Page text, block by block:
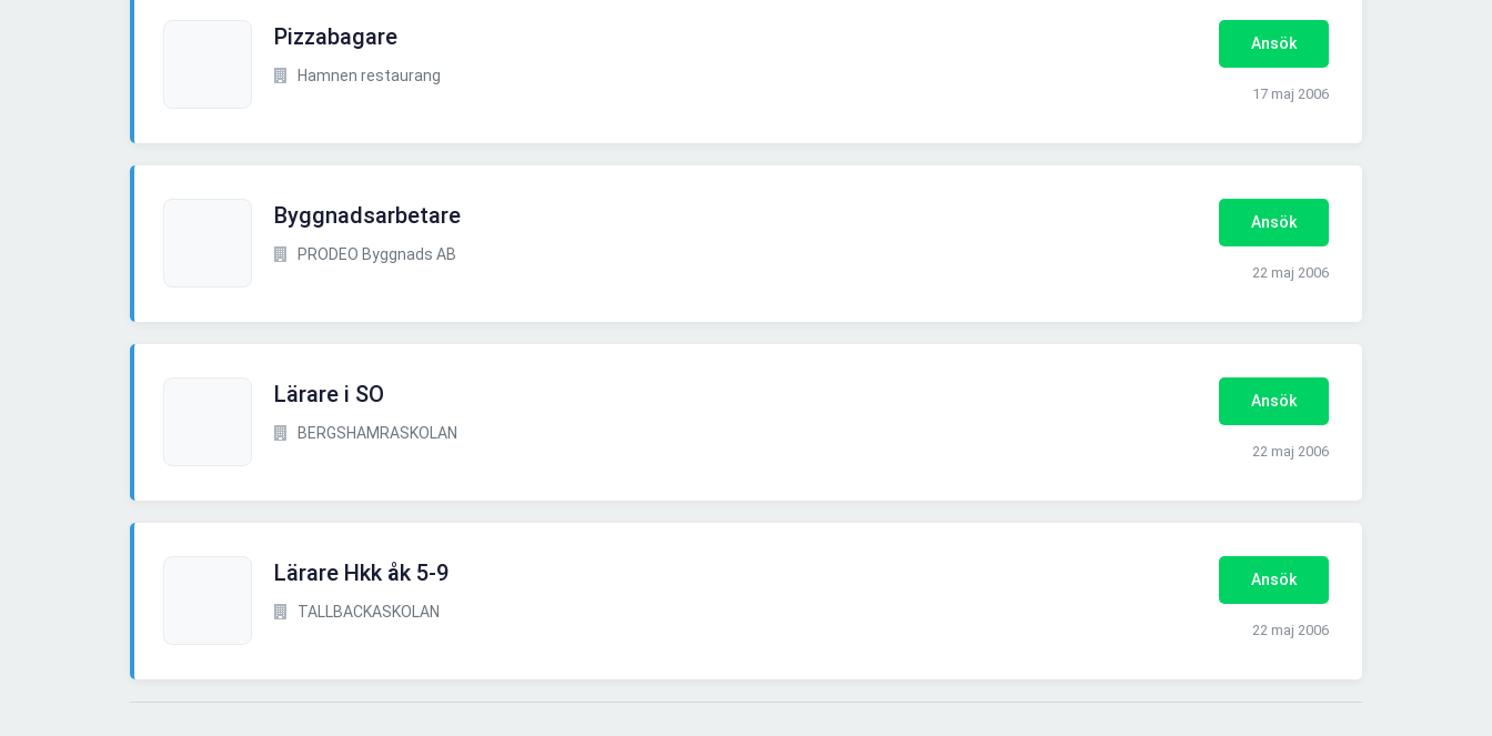
Pizzabagare
Hamnen restaurang
Ansök
17 maj 2006
Byggnadsarbetare
PRODEO Byggnads AB
Ansök
22 maj 2006
Lärare i SO
BERGSHAMRASKOLAN
Ansök
22 maj 2006
Lärare Hkk åk 5-9
TALLBACKASKOLAN
Ansök
22 maj 2006